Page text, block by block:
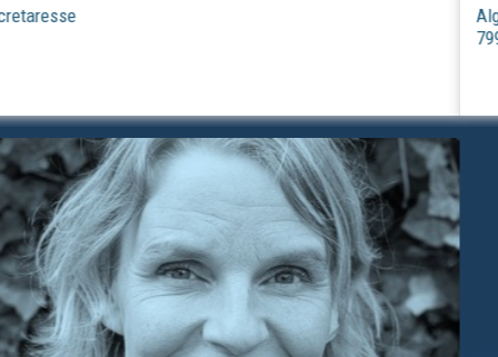
Algemeen fysiotherapeut, oncologie fysiotherapeut, BIG